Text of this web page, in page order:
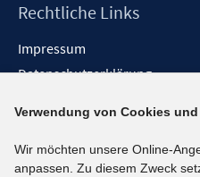
Rechtliche Links
Impressum
Datenschutzerklärung
Barrieren melden
Social-Media-Kanäle
Verwendung von Cookies
Wir möchten unsere Online-
anpassen. Zu diesem Zweck